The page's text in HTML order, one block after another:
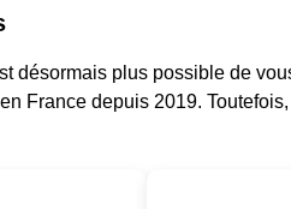
désormais plus possible de
France depuis 2019.